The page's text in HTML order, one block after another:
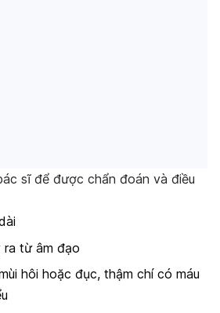
sĩ để được chẩn đoán và điều
từ âm đạo
hôi hoặc đục, thậm chí có máu